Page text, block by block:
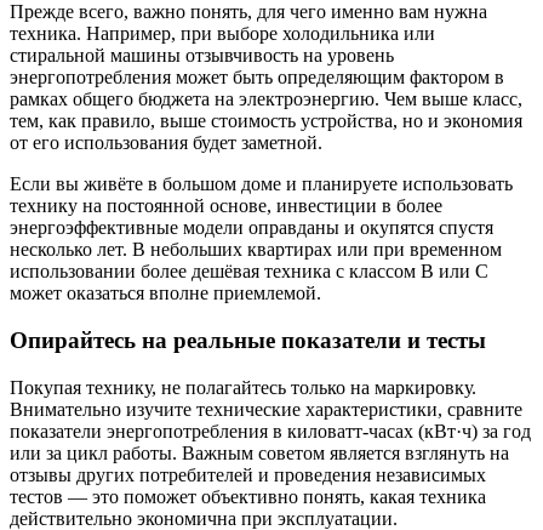
Прежде всего, важно понять, для чего именно вам нужна
техника. Например, при выборе холодильника или
стиральной машины отзывчивость на уровень
энергопотребления может быть определяющим фактором в
рамках общего бюджета на электроэнергию. Чем выше класс,
тем, как правило, выше стоимость устройства, но и экономия
от его использования будет заметной.
Если вы живёте в большом доме и планируете использовать
технику на постоянной основе, инвестиции в более
энергоэффективные модели оправданы и окупятся спустя
несколько лет. В небольших квартирах или при временном
использовании более дешёвая техника с классом B или C
может оказаться вполне приемлемой.
Опирайтесь на реальные показатели и тесты
Покупая технику, не полагайтесь только на маркировку.
Внимательно изучите технические характеристики, сравните
показатели энергопотребления в киловатт-часах (кВт·ч) за год
или за цикл работы. Важным советом является взглянуть на
отзывы других потребителей и проведения независимых
тестов — это поможет объективно понять, какая техника
действительно экономична при эксплуатации.